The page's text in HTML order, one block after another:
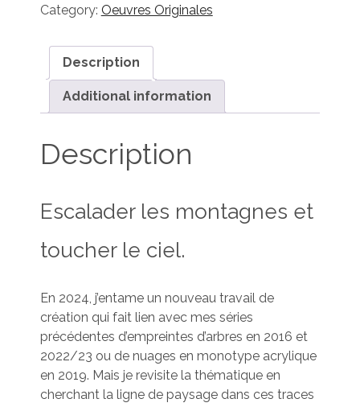
Mountain
quantity
Category: Oeuvres Originales
Description
Additional information
Description
Escalader les montagnes et
toucher le ciel.
En 2024, j’entame un nouveau travail de
création qui fait lien avec mes séries
précédentes d’empreintes d’arbres en 2016 et
2022/23 ou de nuages en monotype acrylique
en 2019. Mais je revisite la thématique en
cherchant la ligne de paysage dans ces traces